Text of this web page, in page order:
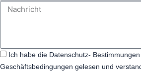
Ich habe die Datenschutz-
Geschäftsbedingungen gelesen und